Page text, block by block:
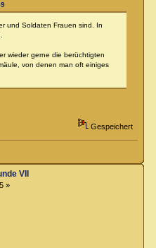
und Soldaten Frauen sind. In
wieder gerne die berüchtigten
von denen man oft einiges
Gespeichert
VII
»